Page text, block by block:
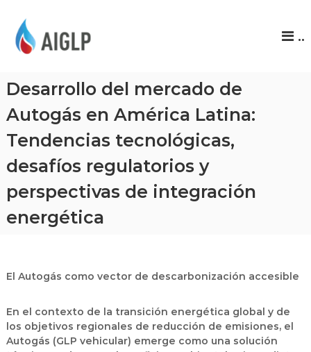
P
..
Desarrollo del mercado de
Autogás en América Latina:
Tendencias tecnológicas,
desafíos regulatorios y
perspectivas de integración
energética
El Autogás como vector de descarbonización accesible
En el contexto de la transición energética global y de
los objetivos regionales de reducción de emisiones, el
Autogás (GLP vehicular) emerge como una solución